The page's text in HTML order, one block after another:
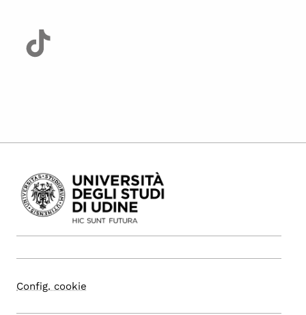
Config. cookie